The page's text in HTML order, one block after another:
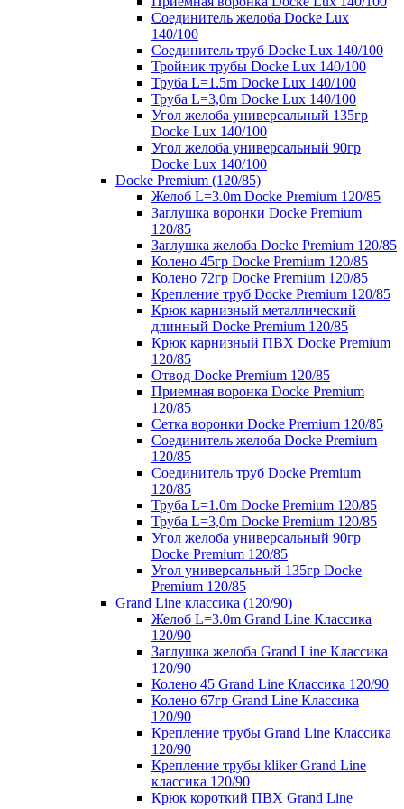
Соединитель желоба Docke Lux
140/100
Соединитель труб Docke Lux 140/100
Тройник трубы Docke Lux 140/100
Труба L=1.5m Docke Lux 140/100
Труба L=3,0m Docke Lux 140/100
Угол желоба универсальный 135гр
Docke Lux 140/100
Угол желоба универсальный 90гр
Docke Lux 140/100
Docke Premium (120/85)
Желоб L=3.0m Docke Premium 120/85
Заглушка воронки Docke Premium
120/85
Заглушка желоба Docke Premium 120/85
Колено 45гр Docke Premium 120/85
Колено 72гр Docke Premium 120/85
Крепление труб Docke Premium 120/85
Крюк карнизный металлический
длинный Docke Premium 120/85
Крюк карнизный ПВХ Docke Premium
120/85
Отвод Docke Premium 120/85
Приемная воронка Docke Premium
120/85
Сетка воронки Docke Premium 120/85
Соединитель желоба Docke Premium
120/85
Соединитель труб Docke Premium
120/85
Труба L=1.0m Docke Premium 120/85
Труба L=3,0m Docke Premium 120/85
Угол желоба универсальный 90гр
Docke Premium 120/85
Угол универсальный 135гр Docke
Premium 120/85
Grand Line классика (120/90)
Желоб L=3.0m Grand Line Классика
120/90
Заглушка желоба Grand Line Классика
120/90
Колено 45 Grand Line Классика 120/90
Колено 67гр Grand Line Классика
120/90
Крепление трубы Grand Line Классика
120/90
Крепление трубы kliker Grand Line
классика 120/90
Крюк короткий ПВХ Grand Line